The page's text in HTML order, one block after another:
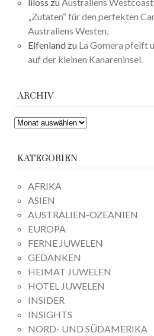
„Zutaten“ für den perfekten
Australiens Westen.
Elfenland zu La Gomera pfeift
auf der kleinen Kanareninsel.
ARCHIV
ARCHIV
KATEGORIEN
AFRIKA
ASIEN
AUSTRALIEN-OZEANIEN
EUROPA
FERNE JUWELEN
GEDANKEN
HEIMAT JUWELEN
HOTEL JUWELEN
INSIDER
INSIGHTS
NORD- UND SÜDAMERIKA